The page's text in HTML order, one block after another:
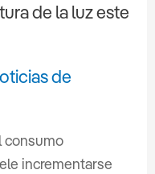
de la luz este
de
consumo
incrementarse